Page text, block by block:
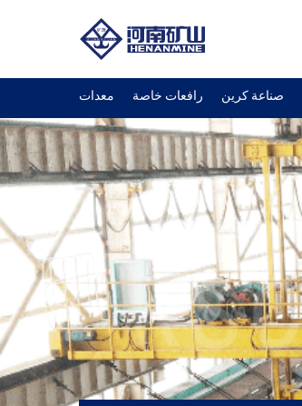
معدات رافعات خاصة صناعة كرين